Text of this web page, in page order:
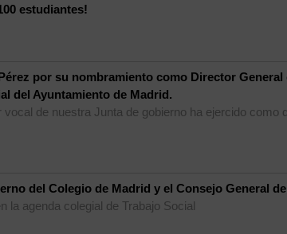
estudiantes!
por su nombramiento como Director
del Ayuntamiento de Madrid.
de nuestra Junta de gobierno ha ejercido como
del Colegio de Madrid y el Consejo General
la agenda colegial de Trabajo Social